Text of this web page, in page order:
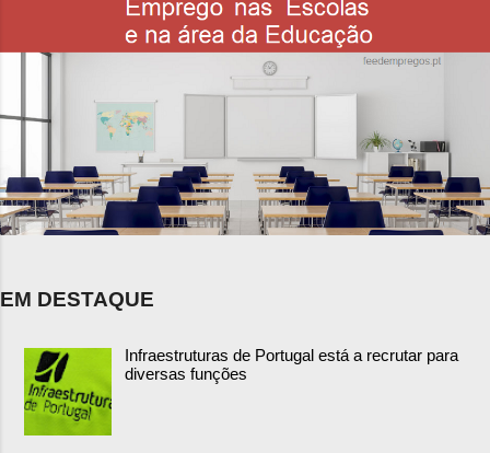
EM DESTAQUE
Infraestruturas de Portugal está a recrutar para
diversas funções